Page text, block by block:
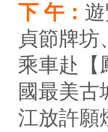
下 午：
貞節牌
乘車赴【
國最美古
江放許願